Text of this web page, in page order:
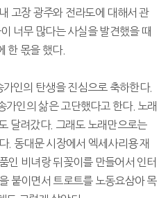
고장 광주와 전라도에 대해서 관
너무 많다는 사실을 발견했을 때
한 몫을 했다.
인의 탄생을 진심으로 축하한다.
가인의 삶은 고단했다고 한다. 노래
달려갔다. 그래도 노래만으로는
. 동대문 시장에서 엑세사리용 재
인 비녀랑 뒤꽂이를 만들어서 인터
붙이면서 트로트를 노동요삼아 목